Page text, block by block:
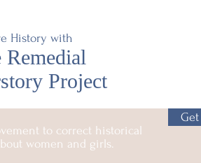
History with
Remedial
Project
to correct historical
women and girls.